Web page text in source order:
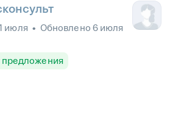
июля • Обновлено 6 июля
предложения